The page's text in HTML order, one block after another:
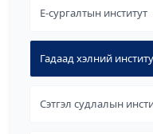
Е-сургалтын институт
Гадаад хэлний
Сэтгэл судлалын